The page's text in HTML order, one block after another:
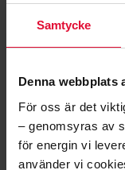
Samtycke
Denna webbplats
För oss är det
– genomsyras av
för energin vi
använder vi
elcertifikaten.
som kund.
Under 2017
Berörs alla